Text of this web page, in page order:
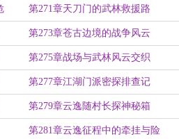
第271章天刀门的武林救援路
第273章苍古边境的战争风云
第275章战场与武林风云交织
第277章江湖门派密探排查记
第279章云逸随村长探神秘箱
第281章云逸征程中的牵挂与险